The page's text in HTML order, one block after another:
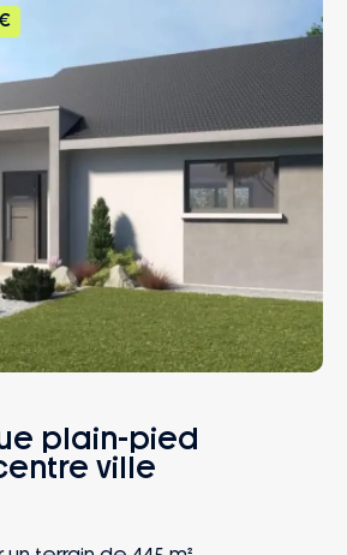
plain-pied
ville